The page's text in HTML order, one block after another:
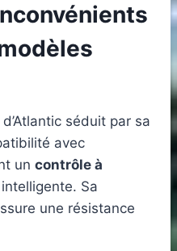
séduit par sa
avec
un contrôle à
Sa
une résistance